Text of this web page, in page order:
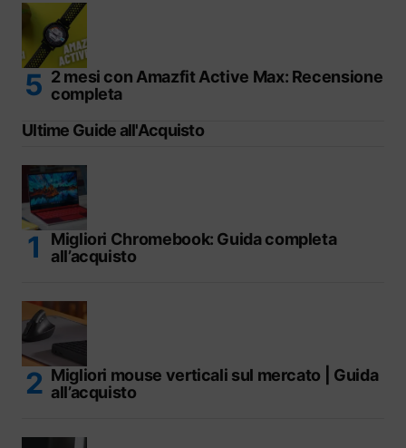
2 mesi con Amazfit Active Max: Recensione
completa
Ultime Guide all'Acquisto
Migliori Chromebook: Guida completa
all’acquisto
Migliori mouse verticali sul mercato | Guida
all’acquisto